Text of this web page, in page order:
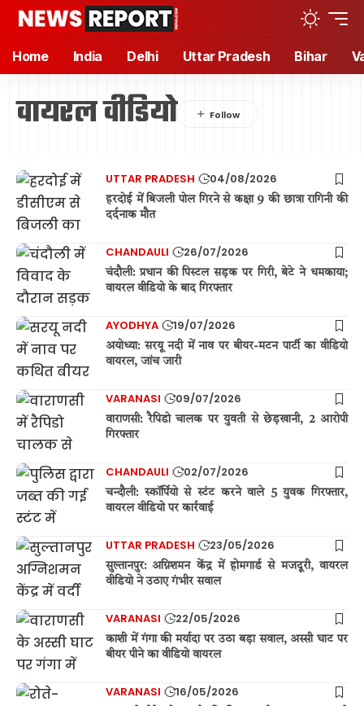
Home India Delhi Uttar Pradesh Bihar
वायरल वीडियो
UTTAR PRADESH 04/08/2026
हरदोई में बिजली पोल गिरने से कक्षा 9 की छात्रा रागिनी की
दर्दनाक मौत
CHANDAULI 26/07/2026
चंदौली: प्रधान की पिस्टल सड़क पर गिरी, बेटे ने धमकाया;
वायरल वीडियो के बाद गिरफ्तार
AYODHYA 19/07/2026
अयोध्या: सरयू नदी में नाव पर बीयर-मटन पार्टी का वीडियो
वायरल, जांच जारी
VARANASI 09/07/2026
वाराणसी: रैपिडो चालक पर युवती से छेड़खानी, 2 आरोपी
गिरफ्तार
CHANDAULI 02/07/2026
चन्दौली: स्कॉर्पियो से स्टंट करने वाले 5 युवक गिरफ्तार,
वायरल वीडियो पर कार्रवाई
UTTAR PRADESH 23/05/2026
सुल्तानपुर: अग्निशमन केंद्र में होमगार्ड से मजदूरी, वायरल
वीडियो ने उठाए गंभीर सवाल
VARANASI 22/05/2026
काशी में गंगा की मर्यादा पर उठा बड़ा सवाल, अस्सी घाट पर
बीयर पीने का वीडियो वायरल
VARANASI 16/05/2026